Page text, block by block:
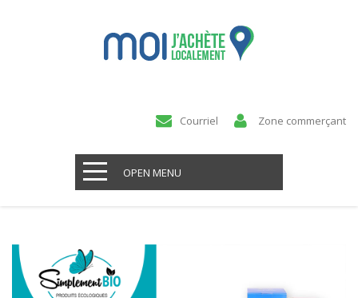
Courriel Zone commerçant
OPEN MENU